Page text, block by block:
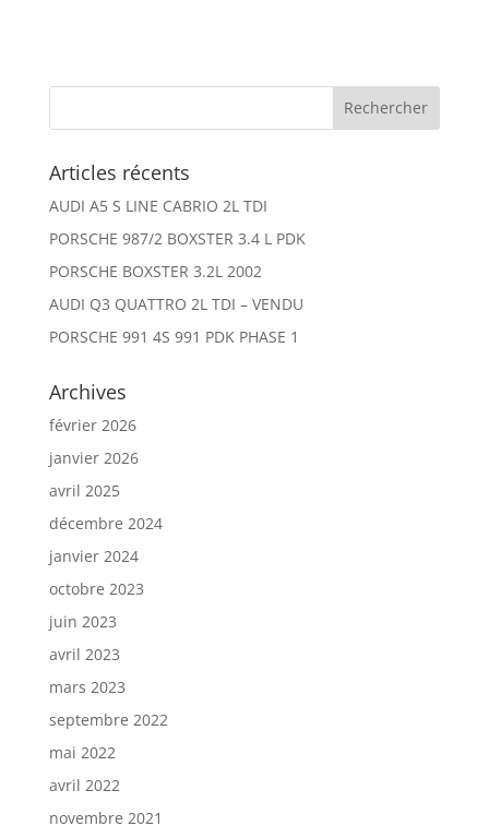
Articles récents
AUDI A5 S LINE CABRIO 2L TDI
PORSCHE 987/2 BOXSTER 3.4 L PDK
PORSCHE BOXSTER 3.2L 2002
AUDI Q3 QUATTRO 2L TDI – VENDU
PORSCHE 991 4S 991 PDK PHASE 1
Archives
février 2026
janvier 2026
avril 2025
décembre 2024
janvier 2024
octobre 2023
juin 2023
avril 2023
mars 2023
septembre 2022
mai 2022
avril 2022
novembre 2021